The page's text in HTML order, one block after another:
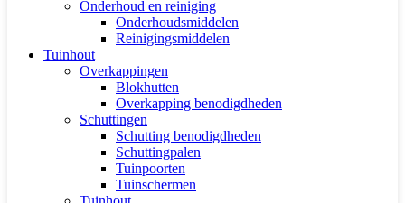
Onderhoud en reiniging
Onderhoudsmiddelen
Reinigingsmiddelen
Tuinhout
Overkappingen
Blokhutten
Overkapping benodigdheden
Schuttingen
Schutting benodigdheden
Schuttingpalen
Tuinpoorten
Tuinschermen